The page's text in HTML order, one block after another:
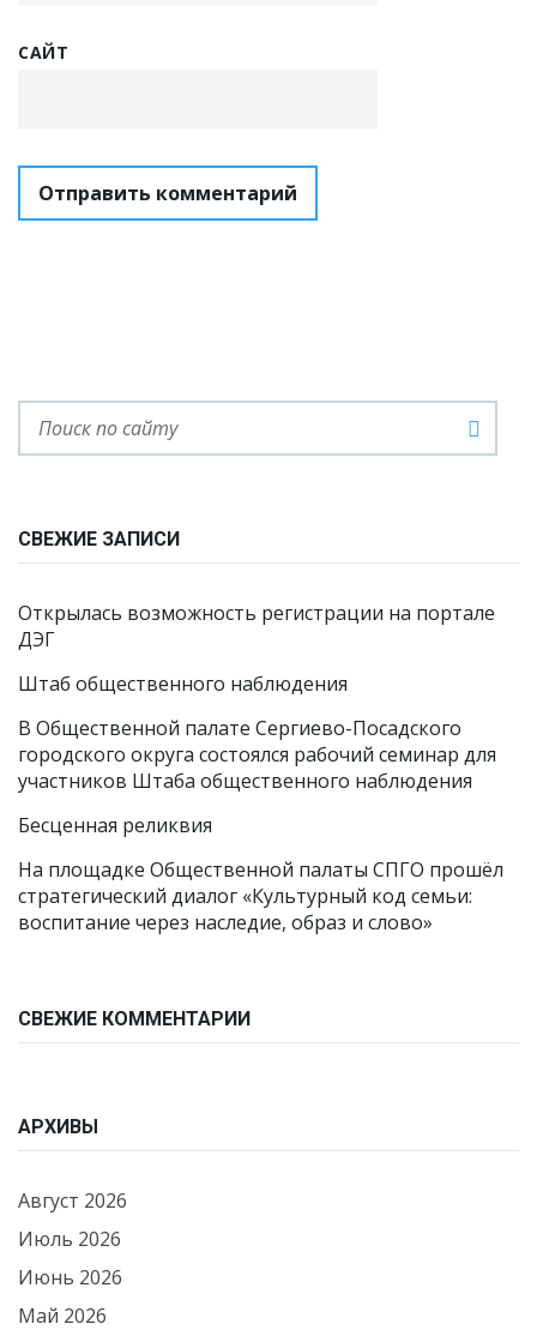
САЙТ
СВЕЖИЕ ЗАПИСИ
Открылась возможность регистрации на портале
ДЭГ
Штаб общественного наблюдения
В Общественной палате Сергиево-Посадского
городского округа состоялся рабочий семинар для
участников Штаба общественного наблюдения
Бесценная реликвия
На площадке Общественной палаты СПГО прошёл
стратегический диалог «Культурный код семьи:
воспитание через наследие, образ и слово»
СВЕЖИЕ КОММЕНТАРИИ
АРХИВЫ
Август 2026
Июль 2026
Июнь 2026
Май 2026